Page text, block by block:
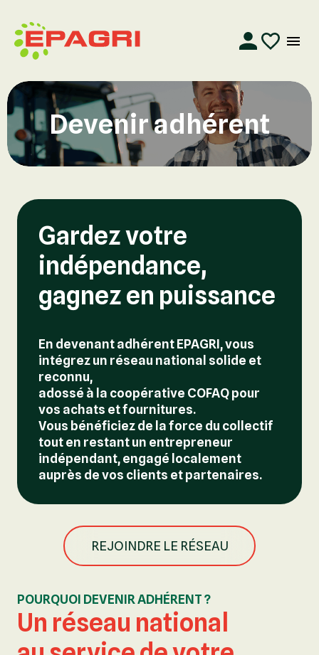
Devenir adhérent
Gardez votre
indépendance,
gagnez en puissance
En devenant adhérent EPAGRI, vous
intégrez un réseau national solide et
reconnu,
adossé à la coopérative COFAQ pour
vos achats et fournitures.
Vous bénéficiez de la force du collectif
tout en restant un entrepreneur
indépendant, engagé localement
auprès de vos clients et partenaires.
REJOINDRE LE RÉSEAU
POURQUOI DEVENIR ADHÉRENT ?
Un réseau national